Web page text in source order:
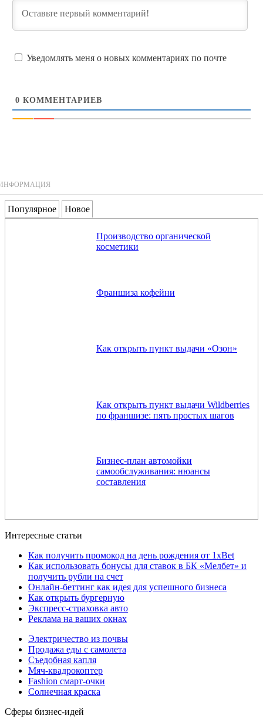
Уведомлять меня о новых комментариях по почте
0 КОММЕНТАРИЕВ
Популярное Новое
Производство органической
косметики
Франшиза кофейни
Как открыть пункт выдачи «Озон»
Как открыть пункт выдачи Wildberries
по франшизе: пять простых шагов
Бизнес-план автомойки
самообслуживания: нюансы
составления
Интересные статьи
Как получить промокод на день рождения от 1xBet
Как использовать бонусы для ставок в БК «Мелбет» и
получить рубли на счет
Онлайн-беттинг как идея для успешного бизнеса
Как открыть бургерную
Экспресс-страховка авто
Реклама на ваших окнах
Электричество из почвы
Продажа еды с самолета
Съедобная капля
Мяч-квадрокоптер
Fashion смарт-очки
Солнечная краска
Сферы бизнес-идей